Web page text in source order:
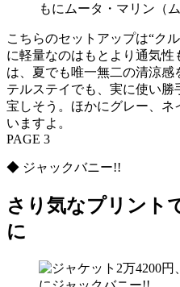
もにムータ・マリン（
こちらのセットアップは“ク
に軽量なのはもとより通気
は、夏でも唯一無二の清涼
テルステイでも、実に使い
宝しそう。ほかにグレー、
いますよ。
PAGE 3
◆ ジャックバニー!!
さり気なプリント
に